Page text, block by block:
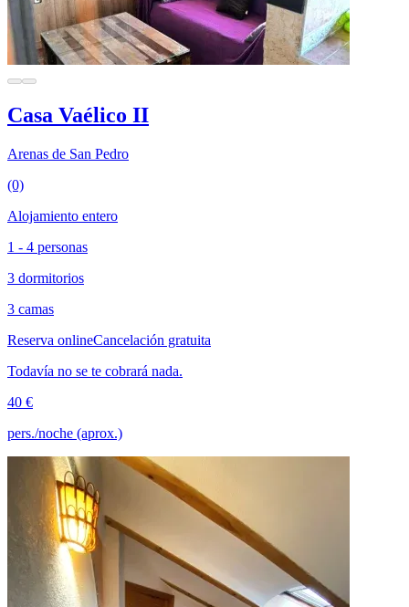
Casa Vaélico II
Arenas de San Pedro
(0)
Alojamiento entero
1 - 4 personas
3 dormitorios
3 camas
Reserva onlineCancelación gratuita
Todavía no se te cobrará nada.
40 €
pers./noche (aprox.)